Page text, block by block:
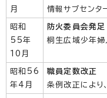
月
情報サブセンタ
昭和
55年
10月
防火委員会発足
桐生広域少年婦
昭和56
年4月
職員定数改正
条例改正により